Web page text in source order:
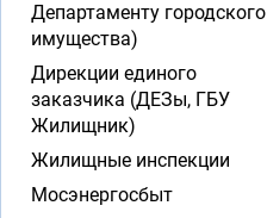
Департаменту городского
имущества)
Дирекции единого
заказчика (ДЕЗы, ГБУ
Жилищник)
Жилищные инспекции
Мосэнергосбыт